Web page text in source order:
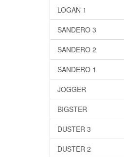
LOGAN 1
SANDERO 3
SANDERO 2
SANDERO 1
JOGGER
BIGSTER
DUSTER 3
DUSTER 2